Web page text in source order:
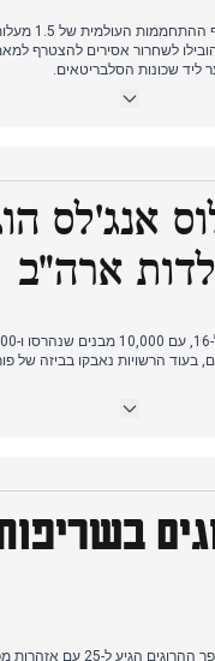
חדשות
לשחרור אסירים להצטרף
שכונות הסלבריטאים.
האסון בלוס אנג'לס לבין
צווי הפינוי התרחבו ל-153,000 תושבים כאשר
כיבוי האש. מספר ההרוגים הגיע
שנמלטה מאחוזותיה.
אנג'לס
ארה"ב
בעוד הרשויות נאבקו בביזה של
הטבע הגרוע בהיסטוריה של
יליד בריטניה, שנלכד
משבר השריפות בלוס אנג'לס